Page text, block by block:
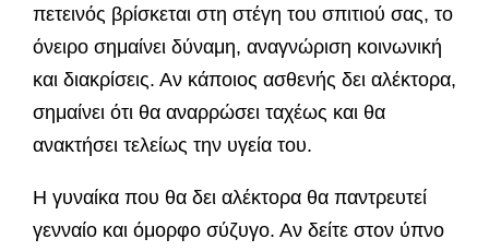
πετεινός βρίσκεται στη στέγη του σπιτιού σας, το
όνειρο σημαίνει δύναμη, αναγνώριση κοινωνική
και διακρίσεις. Αν κάποιος ασθενής δει αλέκτορα,
σημαίνει ότι θα αναρρώσει ταχέως και θα
ανακτή­σει τελείως την υγεία του.
Η γυναίκα που θα δει αλέκτορα θα παντρευτεί
γενναίο και όμορφο σύζυγο. Αν δείτε στον ύπνο